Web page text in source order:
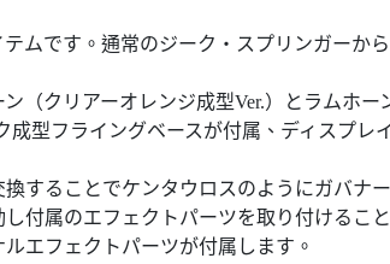
ムです。通常のジーク・スプリンガーか
（クリアーオレンジ成型Ver.）とラムホ
型フライングベースが付属、ディスプ
することでケンタウロスのようにガバナ
付属のエフェクトパーツを取り付けるこ
エフェクトパーツが付属します。